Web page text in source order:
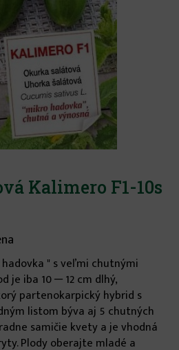
Kalimero F1-10s
" s veľmi chutnými
je iba 10 ─ 12 cm dlhý,
partenokarpický hybrid s
listom býva aj 5 chutných
samičie kvety a je vhodná
Plody oberajte mladé a